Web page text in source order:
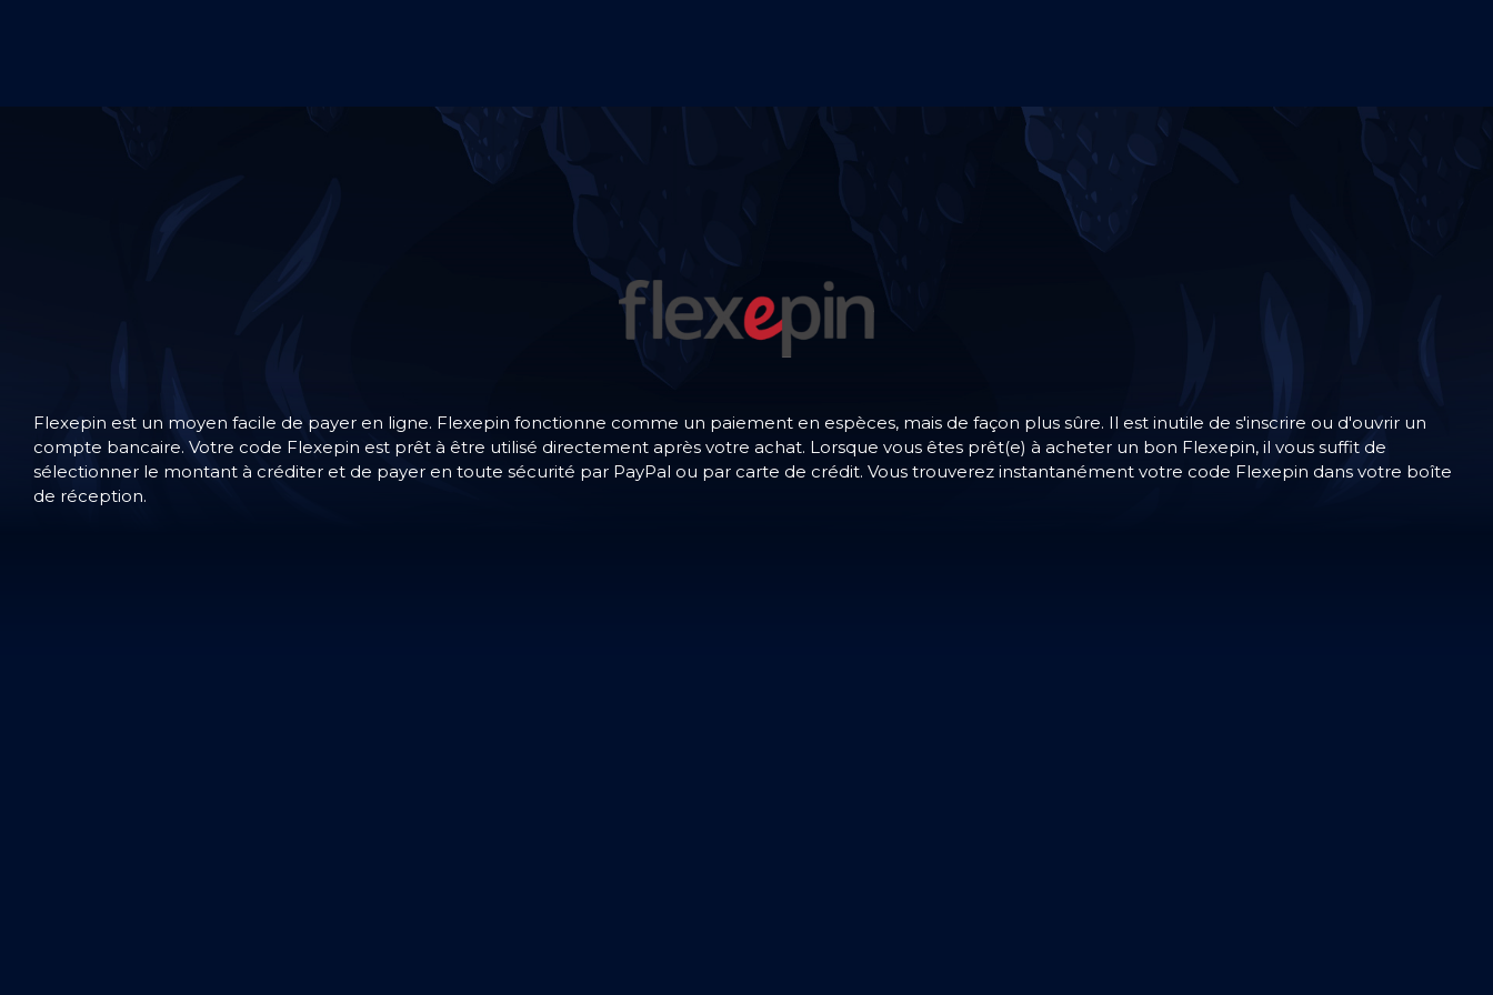
Flexepin est un moyen facile de payer en ligne. Flexepin fonctionne comme un paiement en espèces, mais de façon plus sûre. Il est inutile de s'inscrire ou d'ouvrir un
compte bancaire. Votre code Flexepin est prêt à être utilisé directement après votre achat. Lorsque vous êtes prêt(e) à acheter un bon Flexepin, il vous suffit de
sélectionner le montant à créditer et de payer en toute sécurité par PayPal ou par carte de crédit. Vous trouverez instantanément votre code Flexepin dans votre boîte
de réception.